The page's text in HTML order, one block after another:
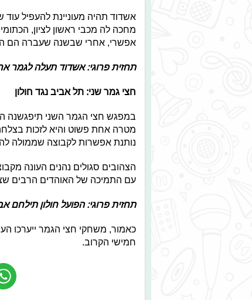
אשדוד תהיה מעוניינת להעפיל
מחכה לה מכבי ראשון לציון,
אפשרי, אחרי שבשנה שעברה הם
תחזית פרוגי: אשדוד תעלה לגמר
חצי גמר שני: תל אביב נגד חולון
במפגש חצי הגמר השני תיפגשנה
מטרה אחת פשוט והיא לזכות
נותנת אפשרות לקבוצה שממולה
הצהובים סגולים נהנים העונה
עם התמיכה של האוהדים הרבים
תחזית פרוגי: הפועל חולון
חמישי הקרוב.